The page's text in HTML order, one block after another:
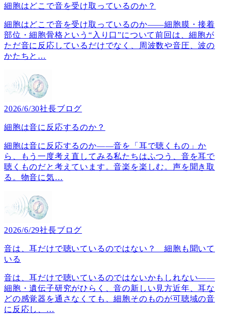
細胞はどこで音を受け取っているのか？
細胞はどこで音を受け取っているのか――細胞膜・接着
部位・細胞骨格という“入り口”について前回は、細胞が
ただ音に反応しているだけでなく、周波数や音圧、波の
かたちと …
2026/6/30社長ブログ
細胞は音に反応するのか？
細胞は音に反応するのか――音を「耳で聴くもの」か
ら、もう一度考え直してみる私たちはふつう、音を耳で
聴くものだと考えています。音楽を楽しむ。声を聞き取
る。物音に気…
2026/6/29社長ブログ
音は、耳だけで聴いているのではない？ 細胞も聞いて
いる
音は、耳だけで聴いているのではないかもしれない――
細胞・遺伝子研究がひらく、音の新しい見方近年、耳な
どの感覚器を通さなくても、細胞そのものが可聴域の音
に反応し、 …